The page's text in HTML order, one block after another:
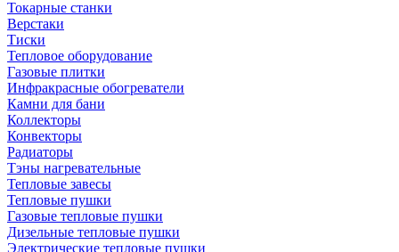
Токарные станки
Верстаки
Тиски
Тепловое оборудование
Газовые плитки
Инфракрасные обогреватели
Камни для бани
Коллекторы
Конвекторы
Радиаторы
Тэны нагревательные
Тепловые завесы
Тепловые пушки
Газовые тепловые пушки
Дизельные тепловые пушки
Электрические тепловые пушки